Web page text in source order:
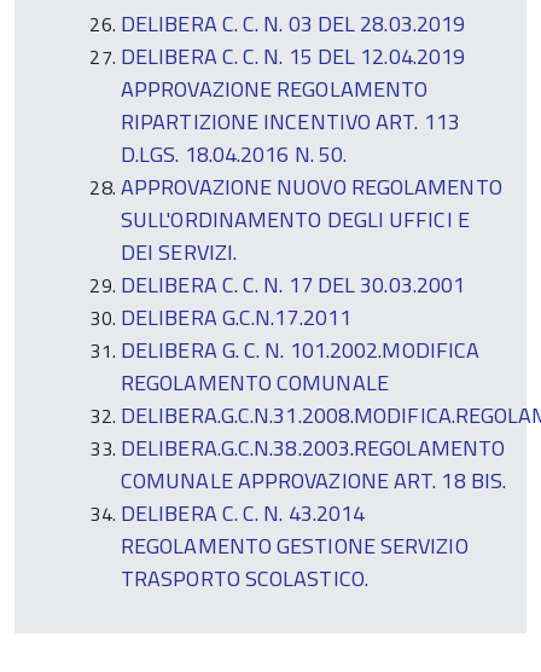
DELIBERA C. C. N. 03 DEL 28.03.2019
DELIBERA C. C. N. 15 DEL 12.04.2019
APPROVAZIONE REGOLAMENTO
RIPARTIZIONE INCENTIVO ART. 113
D.LGS. 18.04.2016 N. 50.
APPROVAZIONE NUOVO REGOLAMENTO
SULL'ORDINAMENTO DEGLI UFFICI E
DEI SERVIZI.
DELIBERA C. C. N. 17 DEL 30.03.2001
DELIBERA G.C.N.17.2011
DELIBERA G. C. N. 101.2002.MODIFICA
REGOLAMENTO COMUNALE
DELIBERA.G.C.N.38.2003.REGOLAMENTO
COMUNALE APPROVAZIONE ART. 18 BIS.
DELIBERA C. C. N. 43.2014
REGOLAMENTO GESTIONE SERVIZIO
TRASPORTO SCOLASTICO.